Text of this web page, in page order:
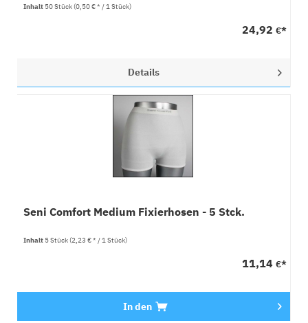
Inhalt 50 Stück(0,50 € * / 1 Stück)
24,92 €*
Details
Seni Comfort Medium Fixierhosen - 5 Stck.
Inhalt 5 Stück(2,23 € * / 1 Stück)
11,14 €*
In den